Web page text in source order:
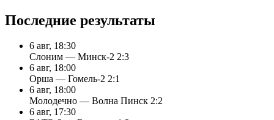
Последние результаты
6 авг, 18:30
Слоним — Минск-2 2:3
6 авг, 18:00
Орша — Гомель-2 2:1
6 авг, 18:00
Молодечно — Волна Пинск 2:2
6 авг, 17:30